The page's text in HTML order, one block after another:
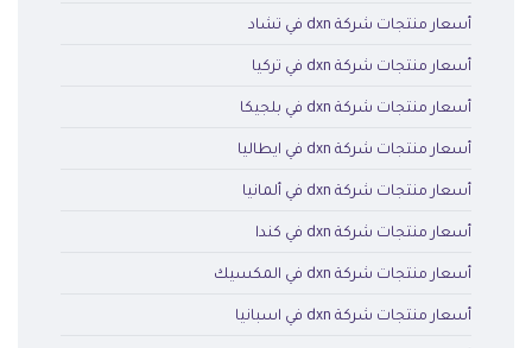
أسعار منتجات شركة dxn في تشاد
أسعار منتجات شركة dxn في تركيا
أسعار منتجات شركة dxn في بلجيكا
أسعار منتجات شركة dxn في ايطاليا
أسعار منتجات شركة dxn في ألمانيا
أسعار منتجات شركة dxn في كندا
أسعار منتجات شركة dxn في المكسيك
أسعار منتجات شركة dxn في اسبانيا